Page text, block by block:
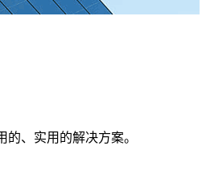
的、实用的解决方案。